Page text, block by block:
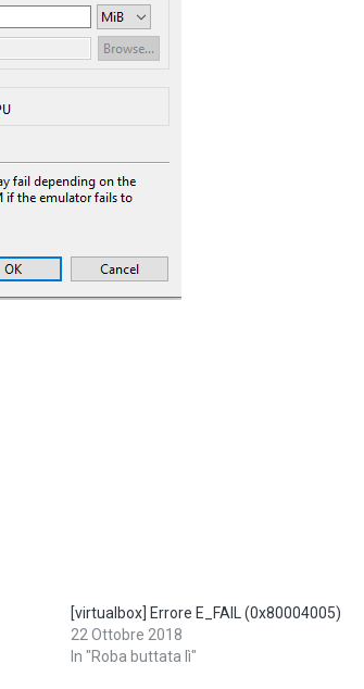
[virtualbox] Errore E_FAIL (0x80004005)
22 Ottobre 2018
In "Roba buttata lì"